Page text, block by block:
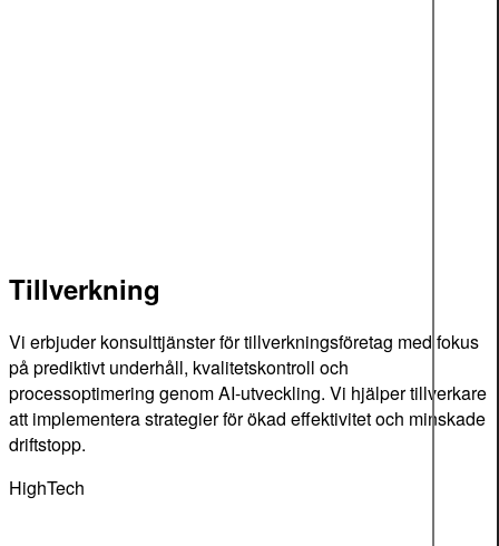
Tillverkning
Vi erbjuder konsulttjänster för tillverkningsföretag med fokus
på prediktivt underhåll, kvalitetskontroll och
processoptimering genom AI-utveckling. Vi hjälper tillverkare
att implementera strategier för ökad effektivitet och minskade
driftstopp.
HighTech